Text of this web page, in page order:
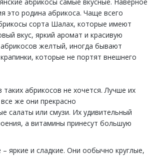
это родина абрикоса. Чаще всего
сорта Шалах, которые имеют
вкус, яркий аромат и красивую
желтый, иногда бывают
которые не портят внешнего
абрикосов не хочется. Лучше их
же они прекрасно
салаты или смузи. Их удивительный
а витамины принесут большую
яркие и сладкие. Они ообычно круглые,